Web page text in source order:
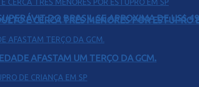
DO BRASIL SE APROXIMA DE US$
E CERCA TRÊS MENORES POR ESTUPRO
AFASTAM UM TERÇO DA GCM.